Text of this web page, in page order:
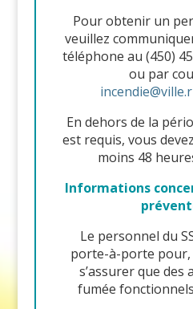
Pour obtenir un
veuillez
téléphone au (450)
ou par
En dehors de la
est requis, vous
moins 48
Informations
Le personnel du
porte-à-porte
s’assurer que des
fumée